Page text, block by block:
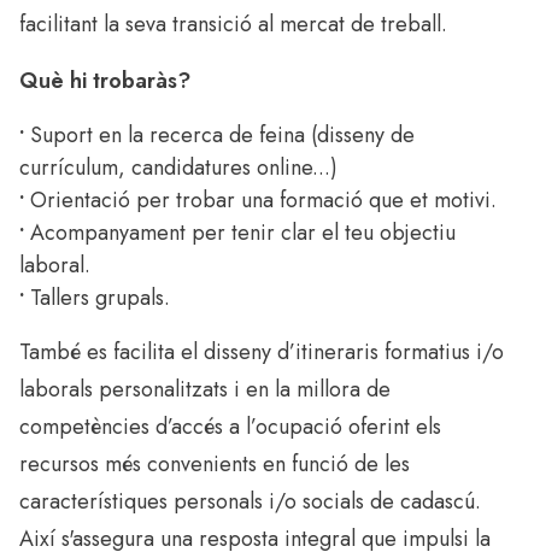
facilitant la seva transició al mercat de treball.
Què hi trobaràs?
• Suport en la recerca de feina (disseny de
currículum, candidatures online...)
•Orientació per trobar una formació que et motivi.
•Acompanyament per tenir clar el teu objectiu
laboral.
• Tallers grupals.
També es facilita el disseny d’itineraris formatius i/o
laborals personalitzats i en la millora de
competències d’accés a l’ocupació oferint els
recursos més convenients en funció de les
característiques personals i/o socials de cadascú.
Així s'assegura una resposta integral que impulsi la